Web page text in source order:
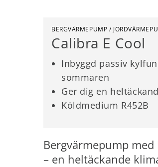
BERGVÄRMEPUMP /
Calibra E Cool
Inbyggd passiv
sommaren
Ger dig en
Köldmedium R452B
Bergvärmepump
– en heltäckande